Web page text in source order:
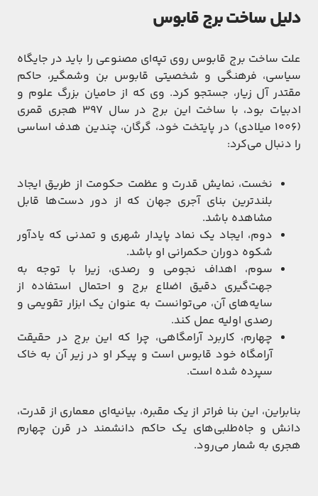
دلیل ساخت برج قابوس
علت ساخت برج قابوس روی تپه‌ای مصنوعی را باید در جایگاه
سیاسی، فرهنگی و شخصیتی قابوس بن وشمگیر، حاکم
مقتدر آل زیار، جستجو کرد. وی که از حامیان بزرگ علوم و
ادبیات بود، با ساخت این برج در سال ۳۹۷ هجری قمری
(۱۰۰۶ میلادی) در پایتخت خود، گرگان، چندین هدف اساسی
را دنبال می‌کرد:
نخست، نمایش قدرت و عظمت حکومت از طریق ایجاد
بلندترین بنای آجری جهان که از دور دست‌ها قابل
مشاهده باشد.
دوم، ایجاد یک نماد پایدار شهری و تمدنی که یادآور
شکوه دوران حکمرانی او باشد.
سوم، اهداف نجومی و رصدی، زیرا با توجه به
جهت‌گیری دقیق اضلاع برج و احتمال استفاده از
سایه‌های آن، می‌توانست به عنوان یک ابزار تقویمی و
رصدی اولیه عمل کند.
چهارم، کاربرد آرامگاهی، چرا که این برج در حقیقت
آرامگاه خود قابوس است و پیکر او در زیر آن به خاک
سپرده شده است.
بنابراین، این بنا فراتر از یک مقبره، بیانیه‌ای معماری از قدرت،
دانش و جاه‌طلبی‌های یک حاکم دانشمند در قرن چهارم
هجری به شمار می‌رود.